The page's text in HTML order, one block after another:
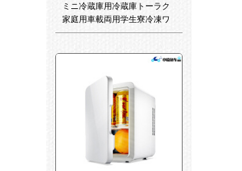
ミニ冷蔵庫用冷蔵庫トーラク
家庭用車載両用学生寮冷凍ワ
ンドアタイピュー冷凍迷銀20